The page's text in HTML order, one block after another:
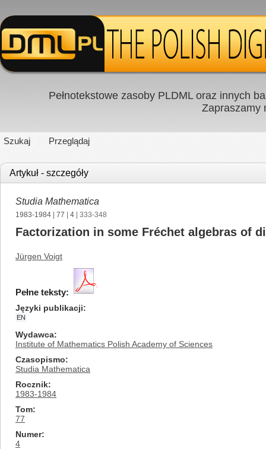
Pełnotekstowe zasoby PLDML oraz innych
Zapraszamy
Szukaj Przeglądaj
Artykuł - szczegóły
Studia Mathematica
1983-1984 77 4 | 333-348
Factorization in some Fréchet algebras of
Jürgen Voigt
Pełne teksty:
Języki publikacji
EN
Wydawca
Institute of Mathematics Polish Academy of Sciences
Czasopismo
Studia Mathematica
Rocznik
1983-1984
Tom
77
Numer
4